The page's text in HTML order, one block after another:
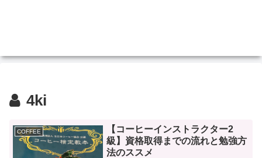
4ki
COFFEE
【コーヒーインストラクター2
級】資格取得までの流れと勉強方
法のススメ